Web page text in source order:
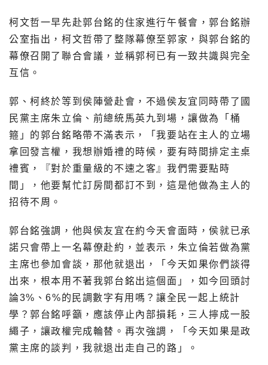
柯文哲一早先赴郭台銘的住家進行午餐會，郭台銘辦
公室指出，柯文哲帶了整隊幕僚至郭家，與郭台銘的
幕僚召開了聯合會議，並稱郭柯已有一致共識與完全
互信。
郭、柯終於等到侯陣營赴會，不過侯友宜同時帶了國
民黨主席朱立倫、前總統馬英九到場，讓做為「桶
箍」的郭台銘略帶不滿表示，「我要站在主人的立場
拿回發言權，我想辦婚禮的時候，要有時間排定主桌
禮賓，『對於重量級的不速之客』我們需要點時
間」，他要幫忙訂房間都訂不到，這是他做為主人的
招待不周。
郭台銘強調，他與侯友宜在約今天會面時，侯就已承
諾只會帶上一名幕僚赴約，並表示，朱立倫若做為黨
主席也參加會談，那他就退出，「今天如果你們談得
出來，根本用不著我郭台銘出這個面」，如今回頭討
論3%、6%的民調數字有用嗎？讓全民一起上統計
學？郭台銘呼籲，應該停止內部損耗，三人擰成一股
繩子，讓政權完成輪替。再次強調，「今天如果是政
黨主席的談判，我就退出走自己的路」。